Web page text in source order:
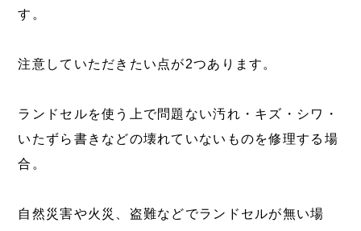
す。
注意していただきたい点が2つあります。
ランドセルを使う上で問題ない汚れ・キズ・シワ・
いたずら書きなどの壊れていないものを修理する場
合。
自然災害や火災、盗難などでランドセルが無い場